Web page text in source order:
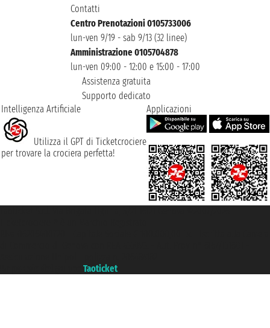
Contatti
Centro Prenotazioni 0105733006
lun-ven 9/19 - sab 9/13 (32 linee)
Amministrazione 0105704878
lun-ven 09:00 - 12:00 e 15:00 - 17:00
Assistenza gratuita
Supporto dedicato
Intelligenza Artificiale
Utilizza il GPT di Ticketcrociere
per trovare la crociera perfetta!
Applicazioni
Taoticket